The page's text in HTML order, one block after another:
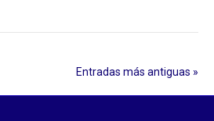
Entradas más antiguas »